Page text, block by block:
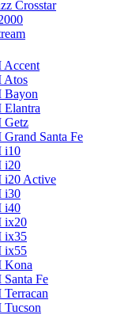
Crosstar
Accent
Atos
Bayon
Getz
Santa Fe
i10
i20
i20 Active
i30
i40
ix20
ix35
ix55
Kona
Fe